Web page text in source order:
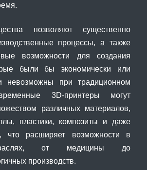
позволяют существенно
процессы, а также
возможности для создания
были бы экономически или
невозможны при традиционном
3D-принтеры могут
различных материалов,
пластики, композиты и даже
что расширяет возможности в
от медицины до
производств.